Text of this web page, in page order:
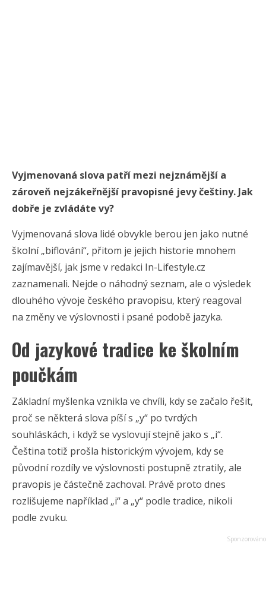
Vyjmenovaná slova patří mezi nejznámější a
zároveň nejzákeřnější pravopisné jevy češtiny. Jak
dobře je zvládáte vy?
Vyjmenovaná slova lidé obvykle berou jen jako nutné
školní „biflování“, přitom je jejich historie mnohem
zajímavější, jak jsme v redakci In-Lifestyle.cz
zaznamenali. Nejde o náhodný seznam, ale o výsledek
dlouhého vývoje českého pravopisu, který reagoval
na změny ve výslovnosti i psané podobě jazyka.
Od jazykové tradice ke školním
poučkám
Základní myšlenka vznikla ve chvíli, kdy se začalo řešit,
proč se některá slova píší s „y“ po tvrdých
souhláskách, i když se vyslovují stejně jako s „i“.
Čeština totiž prošla historickým vývojem, kdy se
původní rozdíly ve výslovnosti postupně ztratily, ale
pravopis je částečně zachoval. Právě proto dnes
rozlišujeme například „i“ a „y“ podle tradice, nikoli
podle zvuku.